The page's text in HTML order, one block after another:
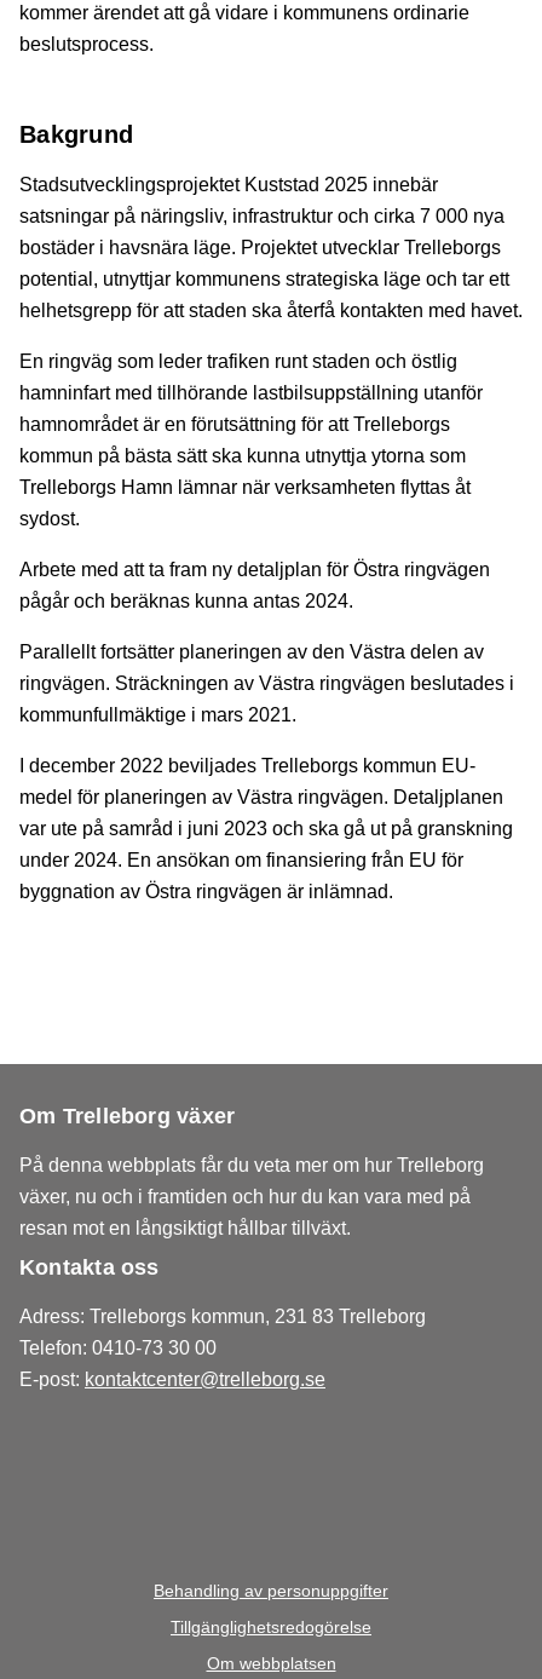
kommer ärendet att gå vidare i kommunens ordinarie
beslutsprocess.
Bakgrund
Stadsutvecklingsprojektet Kuststad 2025 innebär
satsningar på näringsliv, infrastruktur och cirka 7 000 nya
bostäder i havsnära läge. Projektet utvecklar Trelleborgs
potential, utnyttjar kommunens strategiska läge och tar ett
helhetsgrepp för att staden ska återfå kontakten med havet.
En ringväg som leder trafiken runt staden och östlig
hamninfart med tillhörande lastbilsuppställning utanför
hamnområdet är en förutsättning för att Trelleborgs
kommun på bästa sätt ska kunna utnyttja ytorna som
Trelleborgs Hamn lämnar när verksamheten flyttas åt
sydost.
Arbete med att ta fram ny detaljplan för Östra ringvägen
pågår och beräknas kunna antas 2024.
Parallellt fortsätter planeringen av den Västra delen av
ringvägen. Sträckningen av Västra ringvägen beslutades i
kommunfullmäktige i mars 2021.
I december 2022 beviljades Trelleborgs kommun EU-
medel för planeringen av Västra ringvägen. Detaljplanen
var ute på samråd i juni 2023 och ska gå ut på granskning
under 2024. En ansökan om finansiering från EU för
byggnation av Östra ringvägen är inlämnad.
Om Trelleborg växer
På denna webbplats får du veta mer om hur Trelleborg
växer, nu och i framtiden och hur du kan vara med på
resan mot en långsiktigt hållbar tillväxt.
Kontakta oss
Adress: Trelleborgs kommun, 231 83 Trelleborg
Telefon: 0410-73 30 00
E-post: kontaktcenter@trelleborg.se
Behandling av personuppgifter
Tillgänglighetsredogörelse
Om webbplatsen